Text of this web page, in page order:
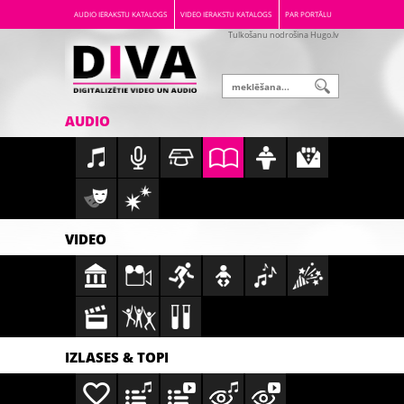
AUDIO IERAKSTU KATALOGS VIDEO IERAKSTU KATALOGS PAR PORTĀLU
Tulkošanu nodrošina Hugo.lv
AUDIO
VIDEO
IZLASES & TOPI